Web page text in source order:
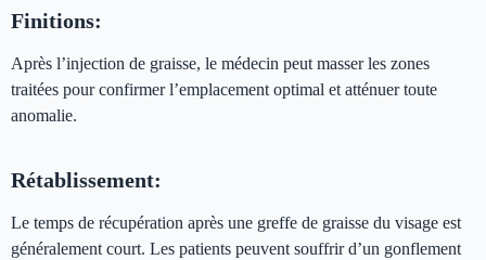
Finitions:
Après l’injection de graisse, le médecin peut masser les zones
traitées pour confirmer l’emplacement optimal et atténuer toute
anomalie.
Rétablissement:
Le temps de récupération après une greffe de graisse du visage est
généralement court. Les patients peuvent souffrir d’un gonflement